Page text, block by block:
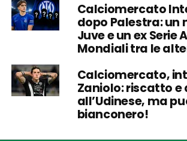
Calciomercato
dopo Palestra: un
Juve e un ex Serie
Mondiali tra le
Calciomercato,
Zaniolo: riscatto e
all’Udinese, ma
bianconero!